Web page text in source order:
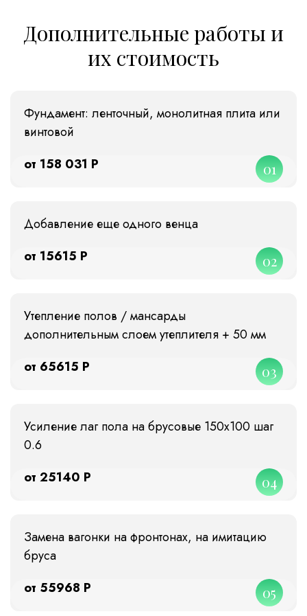
Дополнительные работы и
их стоимость
Фундамент: ленточный, монолитная плита или
винтовой
от 158 031 Р
01
Добавление еще одного венца
от 15615 Р
02
Утепление полов / мансарды
дополнительным слоем утеплителя + 50 мм
от 65615 Р
03
Усиление лаг пола на брусовые 150х100 шаг
0.6
от 25140 Р
04
Замена вагонки на фронтонах, на имитацию
бруса
от 55968 Р
05